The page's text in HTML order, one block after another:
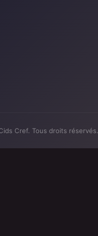
Cref. Tous droits réservés.